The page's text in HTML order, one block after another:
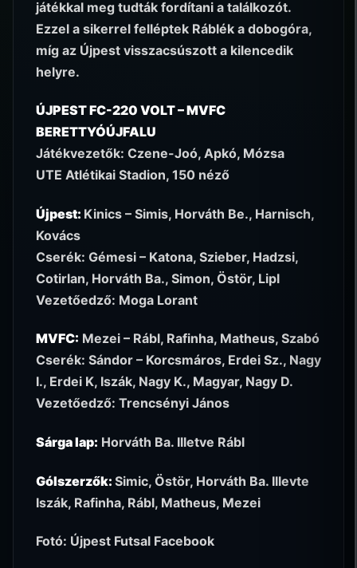
játékkal meg tudták fordítani a találkozót.
Ezzel a sikerrel felléptek Ráblék a dobogóra,
míg az Újpest visszacsúszott a kilencedik
helyre.
ÚJPEST FC-220 VOLT – MVFC
BERETTYÓÚJFALU
Játékvezetők: Czene-Joó, Apkó, Mózsa
UTE Atlétikai Stadion, 150 néző
Újpest: Kinics – Simis, Horváth Be., Harnisch,
Kovács
Cserék: Gémesi – Katona, Szieber, Hadzsi,
Cotirlan, Horváth Ba., Simon, Östör, Lipl
Vezetőedző: Moga Lorant
MVFC: Mezei – Rábl, Rafinha, Matheus, Szabó
Cserék: Sándor – Korcsmáros, Erdei Sz., Nagy
I., Erdei K, Iszák, Nagy K., Magyar, Nagy D.
Vezetőedző: Trencsényi János
Sárga lap: Horváth Ba. Illetve Rábl
Gólszerzők: Simic, Östör, Horváth Ba. Illevte
Iszák, Rafinha, Rábl, Matheus, Mezei
Fotó: Újpest Futsal Facebook